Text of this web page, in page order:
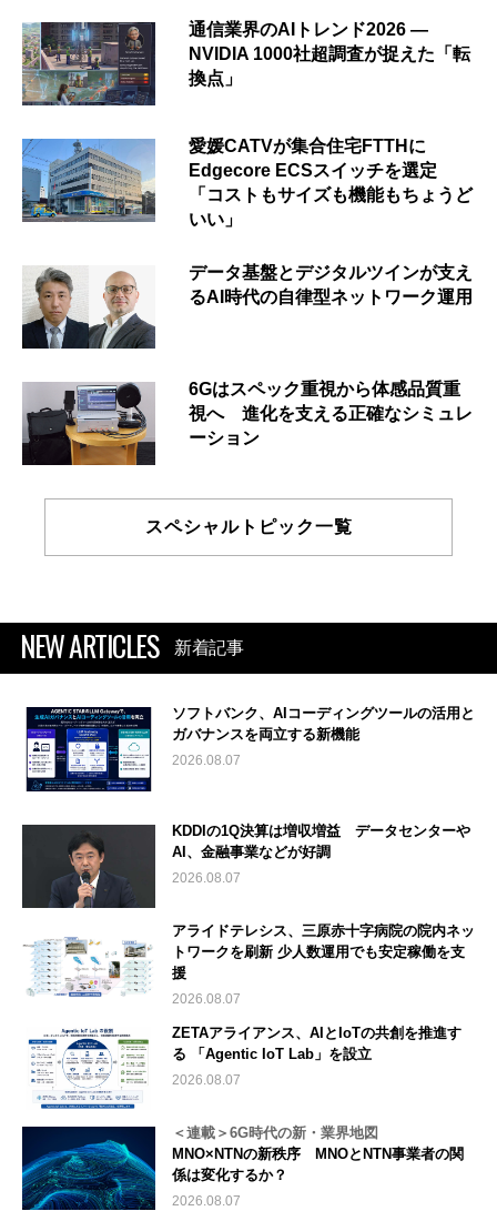
通信業界のAIトレンド2026 ―
NVIDIA 1000社超調査が捉えた「転
換点」
愛媛CATVが集合住宅FTTHに
Edgecore ECSスイッチを選定
「コストもサイズも機能もちょうど
いい」
データ基盤とデジタルツインが支え
るAI時代の自律型ネットワーク運用
6Gはスペック重視から体感品質重
視へ 進化を支える正確なシミュレ
ーション
スペシャルトピック一覧
NEW ARTICLES 新着記事
ソフトバンク、AIコーディングツールの活用と
ガバナンスを両立する新機能
2026.08.07
KDDIの1Q決算は増収増益 データセンターや
AI、金融事業などが好調
2026.08.07
アライドテレシス、三原赤十字病院の院内ネッ
トワークを刷新 少人数運用でも安定稼働を支
援
2026.08.07
ZETAアライアンス、AIとIoTの共創を推進す
る 「Agentic IoT Lab」を設立
2026.08.07
＜連載＞6G時代の新・業界地図
MNO×NTNの新秩序 MNOとNTN事業者の関
係は変化するか？
2026.08.07